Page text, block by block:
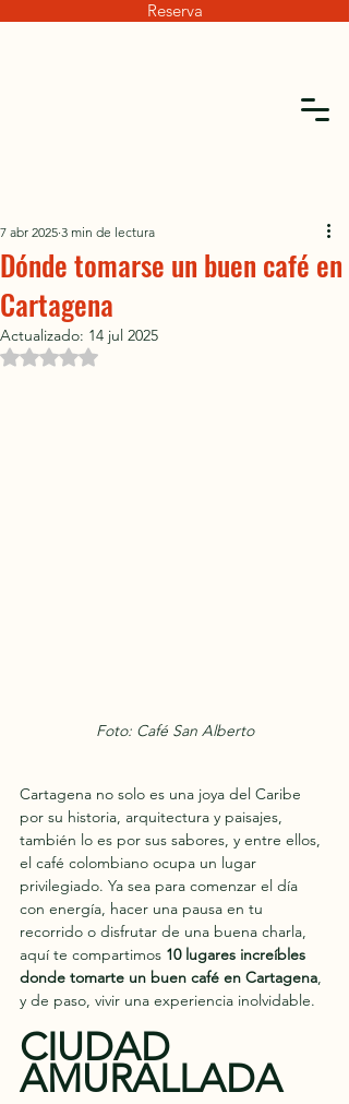
Reserva
Dónde tomarse un buen café en
Cartagena
7 abr 2025 3 min de lectura
Actualizado: 14 jul 2025
Obtuvo NaN de 5 estrellas.
Foto: Café San Alberto
Cartagena no solo es una joya del Caribe
por su historia, arquitectura y paisajes,
también lo es por sus sabores, y entre ellos,
el café colombiano ocupa un lugar
privilegiado. Ya sea para comenzar el día
con energía, hacer una pausa en tu
recorrido o disfrutar de una buena charla,
aquí te compartimos 10 lugares increíbles
donde tomarte un buen café en Cartagena,
y de paso, vivir una experiencia inolvidable.
CIUDAD
AMURALLADA